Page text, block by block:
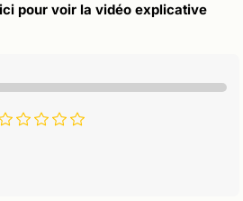
pour voir la vidéo explicative